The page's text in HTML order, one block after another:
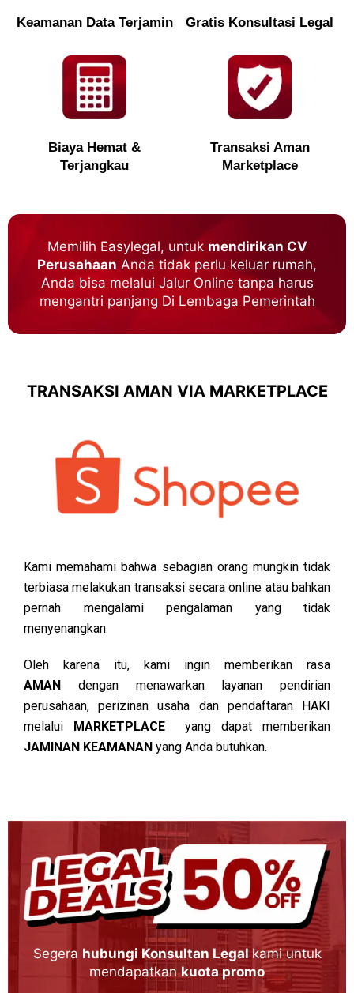
Keamanan Data Terjamin Gratis Konsultasi Legal
Biaya Hemat &
Terjangkau
Transaksi Aman
Marketplace
Memilih Easylegal, untuk mendirikan CV
PerusahaanAnda tidak perlu keluar rumah,
Anda bisa melalui Jalur Online tanpa harus
mengantri panjang Di Lembaga Pemerintah
TRANSAKSI AMAN VIA MARKETPLACE
Kami memahami bahwa sebagian orang mungkin tidak
terbiasa melakukan transaksi secara online atau bahkan
pernah mengalami pengalaman yang tidak
menyenangkan.
Oleh karena itu, kami ingin memberikan rasa
AMAN dengan menawarkan layanan pendirian
perusahaan, perizinan usaha dan pendaftaran HAKI
melalui MARKETPLACEyang dapat memberikan
JAMINAN KEAMANAN yang Anda butuhkan.
Segera hubungi Konsultan Legal kami untuk
mendapatkankuota promo